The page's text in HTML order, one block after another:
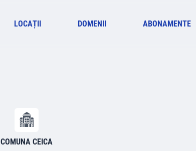
LOCAȚII DOMENII ABONAMENTE
COMUNA CEICA